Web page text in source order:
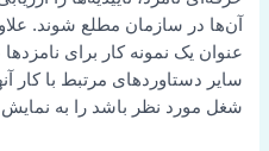
آن‌ها در سازمان مطلع شوند.
عنوان یک نمونه کار برای
سایر دستاوردهای مرتبط با کار
شغل مورد نظر باشد را به نمایش